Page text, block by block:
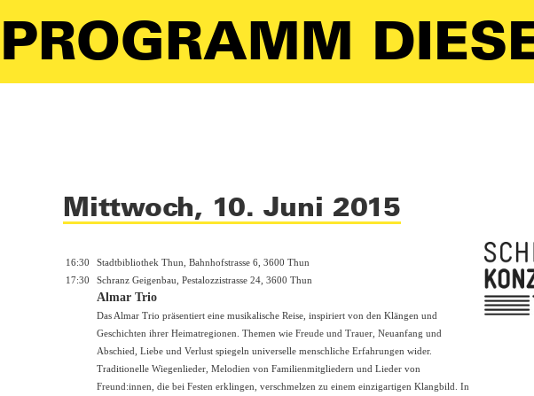
PROGRAMM
Mittwoch, 10. Juni 2015
16:30
Stadtbibliothek Thun, Bahnhofstrasse 6, 3600 Thun
17:30
Schranz Geigenbau, Pestalozzistrasse 24, 3600 Thun
Almar Trio
Das Almar Trio präsentiert eine musikalische Reise, inspiriert von den Klängen und
Geschichten ihrer Heimatregionen. Themen wie Freude und Trauer, Neuanfang und
Abschied, Liebe und Verlust spiegeln universelle menschliche Erfahrungen wider.
Traditionelle Wiegenlieder, Melodien von Familienmitgliedern und Lieder von
Freund:innen, die bei Festen erklingen, verschmelzen zu einem einzigartigen Klangbild. In